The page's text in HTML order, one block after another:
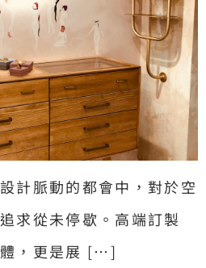
計脈動的都會中，對於空
求從未停歇。高端訂製
，更是展 […]